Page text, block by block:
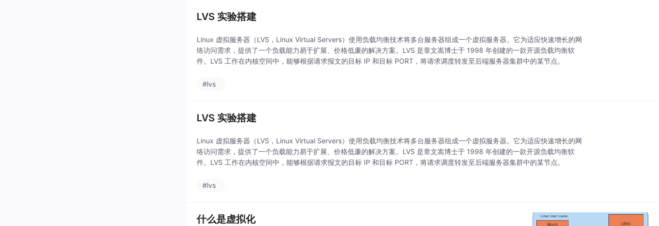
LVS 实验搭建
Linux 虚拟服务器（LVS，Linux Virtual Servers）使用负载均衡技术将多台服务器组成一个虚拟服务器。它为适应快速增长的网
络访问需求，提供了一个负载能力易于扩展、价格低廉的解决方案。LVS 是章文嵩博士于 1998 年创建的一款开源负载均衡软
件。LVS 工作在内核空间中，能够根据请求报文的目标 IP 和目标 PORT，将请求调度转发至后端服务器集群中的某节点。
#lvs
LVS 实验搭建
Linux 虚拟服务器（LVS，Linux Virtual Servers）使用负载均衡技术将多台服务器组成一个虚拟服务器。它为适应快速增长的网
络访问需求，提供了一个负载能力易于扩展、价格低廉的解决方案。LVS 是章文嵩博士于 1998 年创建的一款开源负载均衡软
件。LVS 工作在内核空间中，能够根据请求报文的目标 IP 和目标 PORT，将请求调度转发至后端服务器集群中的某节点。
#lvs
什么是虚拟化